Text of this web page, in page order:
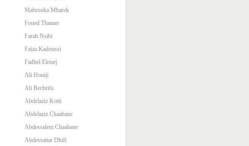
Mabrouka Mbarek
Foued Thamer
Farah Nsibi
Faiza Kadoussi
Fadhel Elouej
Ali Houiji
Ali Bechrifa
Abdelaziz Kotti
Abdelaziz Chaabane
Abdessalem Chaabane
Abdessattar Dhifi